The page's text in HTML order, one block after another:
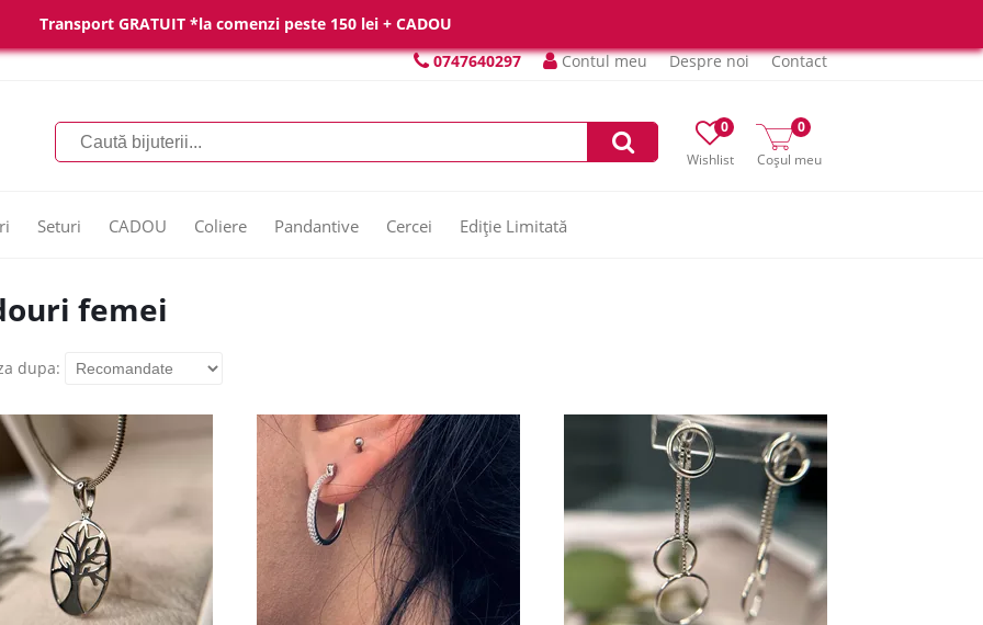
Transport GRATUIT *la comenzi peste 150 lei + CADOU
0747640297
Contul meu Despre noi Contact
Wishlist
0
Coșul meu
0
Seturi CADOU Coliere Pandantive Cercei Ediție Limitată
femei
dupa: